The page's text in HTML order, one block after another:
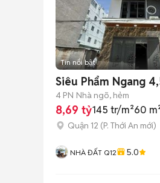
Tin nổi bật
Siêu Phẩm Ngang
4 PN Nhà ngõ, hẻm
8,69 tỷ145 tr/m²60
Quận 12 (P. Thới An mới)
NHÀ ĐẤT Q12 5.0